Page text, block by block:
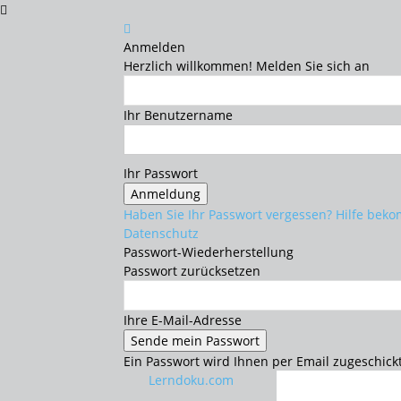
Anmelden
Herzlich willkommen! Melden Sie sich an
Ihr Benutzername
Ihr Passwort
Haben Sie Ihr Passwort vergessen? Hilfe
Datenschutz
Passwort-Wiederherstellung
Passwort zurücksetzen
Ihre E-Mail-Adresse
Ein Passwort wird Ihnen per Email
Lerndoku.com